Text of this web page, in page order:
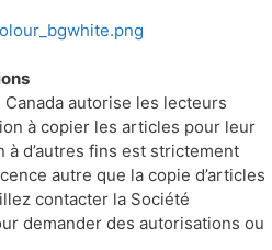
autorise les lecteurs
à copier les articles pour leur
à d’autres fins est strictement
autre que la copie d’articles
contacter la Société
demander des autorisations ou